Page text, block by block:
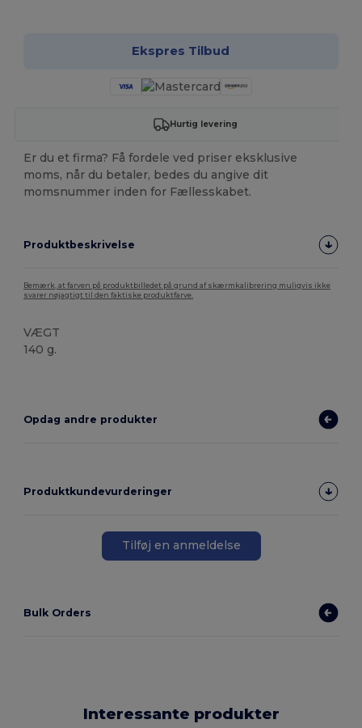
Ekspres Tilbud
Hurtig levering
Er du et firma? Få fordele ved priser eksklusive
moms, når du betaler, bedes du angive dit
momsnummer inden for Fællesskabet.
Produktbeskrivelse
Bemærk, at farven på produktbilledet på grund af skærmkalibrering muligvis ikke
svarer nøjagtigt til den faktiske produktfarve.
VÆGT
140 g.
Opdag andre produkter
Produktkundevurderinger
Tilføj en anmeldelse
Bulk Orders
Interessante produkter